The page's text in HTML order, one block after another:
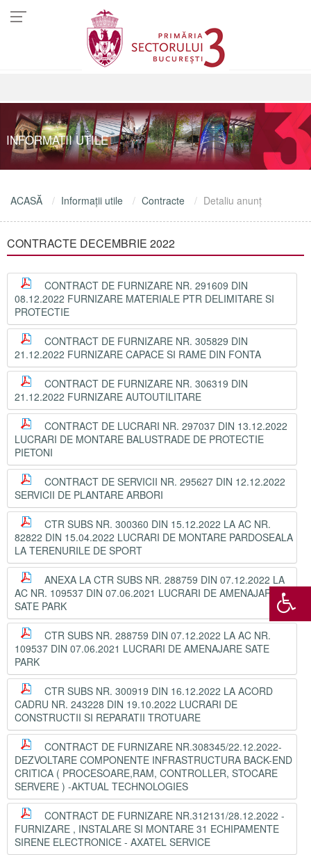
INFORMAŢII UTILE
ACASĂ Informaţii utile Contracte Detaliu anunţ
CONTRACTE DECEMBRIE 2022
CONTRACT DE FURNIZARE NR. 291609 DIN
08.12.2022 FURNIZARE MATERIALE PTR DELIMITARE SI
PROTECTIE
CONTRACT DE FURNIZARE NR. 305829 DIN
21.12.2022 FURNIZARE CAPACE SI RAME DIN FONTA
CONTRACT DE FURNIZARE NR. 306319 DIN
21.12.2022 FURNIZARE AUTOUTILITARE
CONTRACT DE LUCRARI NR. 297037 DIN 13.12.2022
LUCRARI DE MONTARE BALUSTRADE DE PROTECTIE
PIETONI
CONTRACT DE SERVICII NR. 295627 DIN 12.12.2022
SERVICII DE PLANTARE ARBORI
CTR SUBS NR. 300360 DIN 15.12.2022 LA AC NR.
82822 DIN 15.04.2022 LUCRARI DE MONTARE PARDOSEALA
LA TERENURILE DE SPORT
ANEXA LA CTR SUBS NR. 288759 DIN 07.12.2022 LA
AC NR. 109537 DIN 07.06.2021 LUCRARI DE AMENAJARE
SATE PARK
CTR SUBS NR. 288759 DIN 07.12.2022 LA AC NR.
109537 DIN 07.06.2021 LUCRARI DE AMENAJARE SATE
PARK
CTR SUBS NR. 300919 DIN 16.12.2022 LA ACORD
CADRU NR. 243228 DIN 19.10.2022 LUCRARI DE
CONSTRUCTII SI REPARATII TROTUARE
CONTRACT DE FURNIZARE NR.308345/22.12.2022-
DEZVOLTARE COMPONENTE INFRASTRUCTURA BACK-END
CRITICA ( PROCESOARE,RAM, CONTROLLER, STOCARE
SERVERE ) -AKTUAL TECHNOLOGIES
CONTRACT DE FURNIZARE NR.312131/28.12.2022 -
FURNIZARE , INSTALARE SI MONTARE 31 ECHIPAMENTE
SIRENE ELECTRONICE - AXATEL SERVICE